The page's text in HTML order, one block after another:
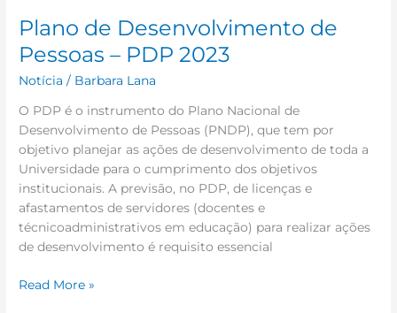
Plano de Desenvolvimento de
Pessoas – PDP 2023
Notícia / Barbara Lana
O PDP é o instrumento do Plano Nacional de
Desenvolvimento de Pessoas (PNDP), que tem por
objetivo planejar as ações de desenvolvimento de toda a
Universidade para o cumprimento dos objetivos
institucionais. A previsão, no PDP, de licenças e
afastamentos de servidores (docentes e
técnicoadministrativos em educação) para realizar ações
de desenvolvimento é requisito essencial
Read More »